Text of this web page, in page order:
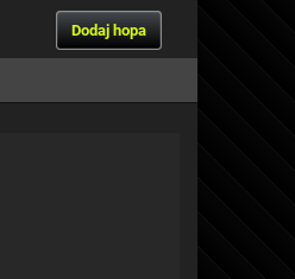
Dodaj hopa